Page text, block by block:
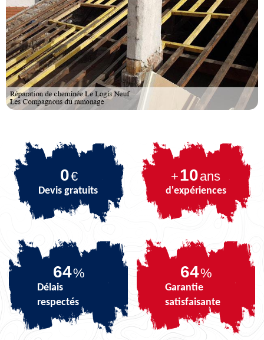
0€
Devis gratuits
+10ans
d'expériences
79%
Délais
respectés
79%
Garantie
satisfaisante